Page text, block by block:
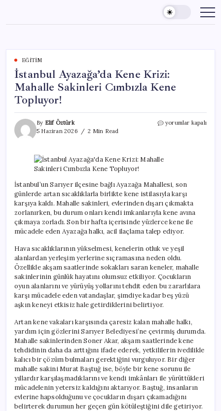
content
EĞITIM
İstanbul Ayazağa’da Kene Krizi:
Mahalle Sakinleri Cımbızla Kene
Topluyor!
By Elif Öztürk
5 Haziran 2026
2 Min Read
İstanbul
Kene
Topluyor!
için
yorumlar kapalı
İstanbul’un Sarıyer ilçesine bağlı Ayazağa Mahallesi, son
günlerde artan sıcaklıklarla birlikte kene istilasıyla karşı
karşıya kaldı. Mahalle sakinleri, evlerinden dışarı çıkmakta
zorlanırken, bu durum onları kendi imkanlarıyla kene avına
çıkmaya zorladı. Son bir hafta içerisinde yüzlerce kene ile
mücadele eden Ayazağa halkı, acil ilaçlama talep ediyor.
Hava sıcaklıklarının yükselmesi, kenelerin otluk ve yeşil
alanlardan yerleşim yerlerine sıçramasına neden oldu.
Özellikle akşam saatlerinde sokakları saran keneler, mahalle
sakinlerinin günlük hayatını olumsuz etkiliyor. Çocukların
oyun alanlarını ve yürüyüş yollarını tehdit eden bu zararlılara
karşı mücadele eden vatandaşlar, şimdiye kadar beş yüzü
aşkın keneyi etkisiz hale getirdiklerini belirtiyor.
Artan kene vakaları karşısında çaresiz kalan mahalle halkı,
yardım için gözlerini Sarıyer Belediyesi’ne çevirmiş durumda.
Mahalle sakinlerinden Soner Akar, akşam saatlerinde kene
tehdidinin daha da arttığını ifade ederek, yetkililerin ivedilikle
kalıcı bir çözüm bulmaları gerektiğini vurguluyor. Bir diğer
mahalle sakini Murat Baştuğ ise, böyle bir kene sorunu ile
yıllardır karşılaşmadıklarını ve kendi imkânları ile yürüttükleri
mücadelenin yetersiz kaldığını aktarıyor. Baştuğ, insanların
evlerine hapsolduğunu ve çocukların dışarı çıkamadığını
belirterek durumun her geçen gün kötüleştiğini dile getiriyor.